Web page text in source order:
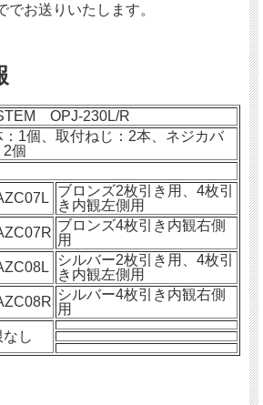
でお送りいたします。
OPJ-230L/R
：1個、取付ねじ：2本、ネジカバ
2個
ブロンズ2枚引き用、4枚引
き内観左側用
ブロンズ4枚引き内観右側
用
シルバー2枚引き用、4枚引
き内観左側用
シルバー4枚引き内観右側
用
し